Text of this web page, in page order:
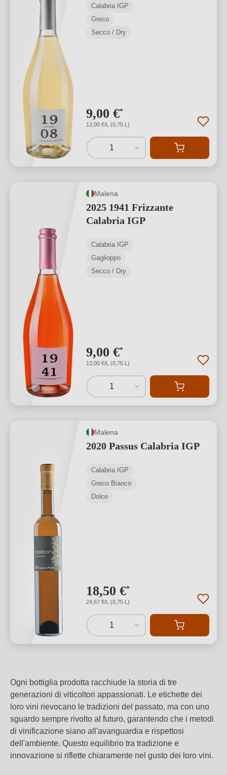
Calabria IGP
Greco
Secco / Dry
9,00 €*
12,00 €/L (0,75 L)
1
Malena
2025 1941 Frizzante
Calabria IGP
Calabria IGP
Gaglioppo
Secco / Dry
9,00 €*
12,00 €/L (0,75 L)
1
Malena
2020 Passus Calabria IGP
Calabria IGP
Greco Bianco
Dolce
18,50 €*
24,67 €/L (0,75 L)
1
Ogni bottiglia prodotta racchiude la storia di tre
generazioni di viticoltori appassionati. Le etichette dei
loro vini rievocano le tradizioni del passato, ma con uno
sguardo sempre rivolto al futuro, garantendo che i metodi
di vinificazione siano all'avanguardia e rispettosi
dell'ambiente. Questo equilibrio tra tradizione e
innovazione si riflette chiaramente nel gusto dei loro vini.